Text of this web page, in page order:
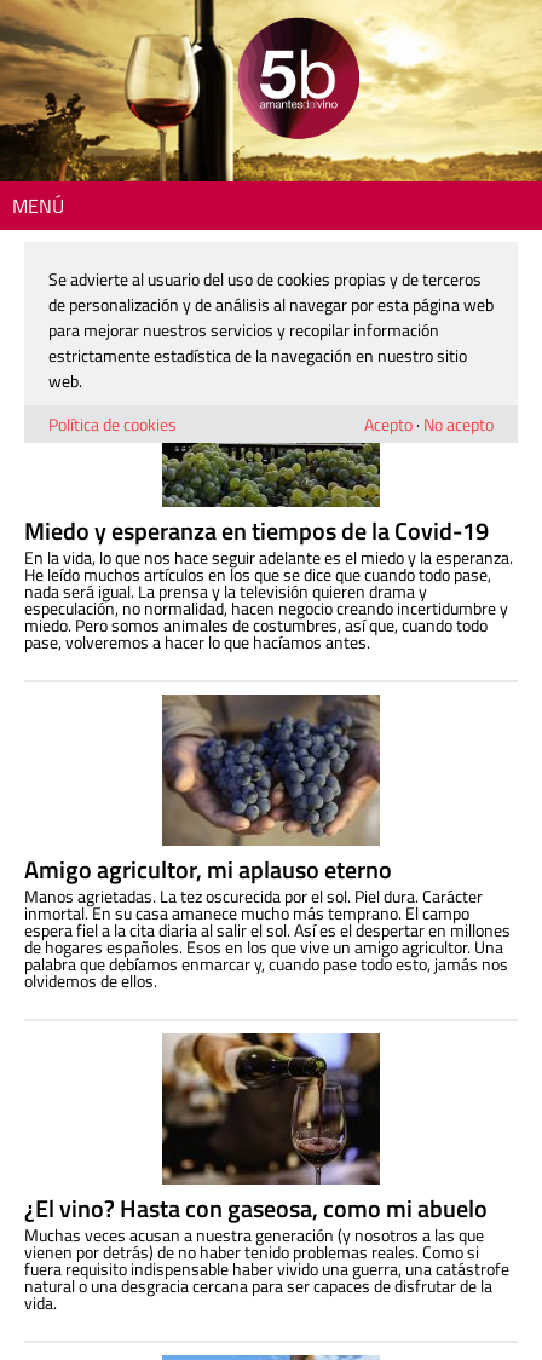
MENÚ
Miedo y esperanza en tiempos de la Covid-19
En la vida, lo que nos hace seguir adelante es el miedo y la esperanza.
He leído muchos artículos en los que se dice que cuando todo pase,
nada será igual. La prensa y la televisión quieren drama y
especulación, no normalidad, hacen negocio creando incertidumbre y
miedo. Pero somos animales de costumbres, así que, cuando todo
pase, volveremos a hacer lo que hacíamos antes.
Amigo agricultor, mi aplauso eterno
Manos agrietadas. La tez oscurecida por el sol. Piel dura. Carácter
inmortal. En su casa amanece mucho más temprano. El campo
espera fiel a la cita diaria al salir el sol. Así es el despertar en millones
de hogares españoles. Esos en los que vive un amigo agricultor. Una
palabra que debíamos enmarcar y, cuando pase todo esto, jamás nos
olvidemos de ellos.
¿El vino? Hasta con gaseosa, como mi abuelo
Muchas veces acusan a nuestra generación (y nosotros a las que
vienen por detrás) de no haber tenido problemas reales. Como si
fuera requisito indispensable haber vivido una guerra, una catástrofe
natural o una desgracia cercana para ser capaces de disfrutar de la
vida.
Se advierte al usuario del uso de cookies propias y de terceros
de personalización y de análisis al navegar por esta página web
para mejorar nuestros servicios y recopilar información
estrictamente estadística de la navegación en nuestro sitio
web.
Política de cookies
Acepto· No acepto